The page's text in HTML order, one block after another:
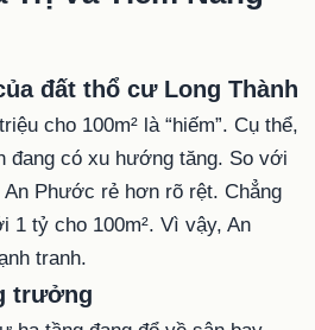
đất thổ cư Long Thành
cho 100m² là “hiếm”. Cụ thể,
đang có xu hướng tăng. So với
Phước rẻ hơn rõ rệt. Chẳng
1 tỷ cho 100m². Vì vậy, An
tranh.
trưởng